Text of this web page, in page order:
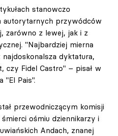
stanowczo
autorytarnych przywódców
zarówno z lewej, jak i z
"Najbardziej mierna
dyktatura,
czy Fidel Castro" – pisał w
"El Pais".
przewodniczącym komisji
ośmiu dziennikarzy i
Andach, znanej